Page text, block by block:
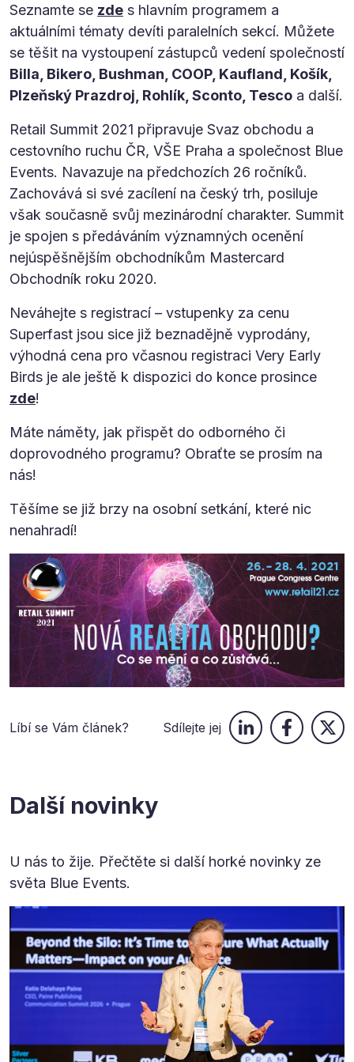
Seznamte se zde s hlavním programem a
aktuálními tématy devíti paralelních sekcí. Můžete
se těšit na vystoupení zástupců vedení společností
Billa, Bikero, Bushman, COOP, Kaufland, Košík,
Plzeňský Prazdroj, Rohlík, Sconto, Tesco a další.
Retail Summit 2021 připravuje Svaz obchodu a
cestovního ruchu ČR, VŠE Praha a společnost Blue
Events. Navazuje na předchozích 26 ročníků.
Zachovává si své zacílení na český trh, posiluje
však současně svůj mezinárodní charakter. Summit
je spojen s předáváním významných ocenění
nejúspěšnějším obchodníkům Mastercard
Obchodník roku 2020.
Neváhejte s registrací – vstupenky za cenu
Superfast jsou sice již beznadějně vyprodány,
výhodná cena pro včasnou registraci Very Early
Birds je ale ještě k dispozici do konce prosince
zde!
Máte náměty, jak přispět do odborného či
doprovodného programu? Obraťte se prosím na
nás!
Těšíme se již brzy na osobní setkání, které nic
nenahradí!
Líbí se Vám článek? Sdílejte jej
Další novinky
U nás to žije. Přečtěte si další horké novinky ze
světa Blue Events.